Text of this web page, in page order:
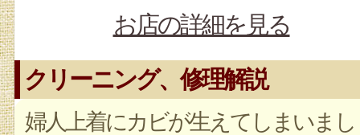
お店の詳細を見る
クリーニング、修理解説
婦人上着にカビが生えてしまいまし